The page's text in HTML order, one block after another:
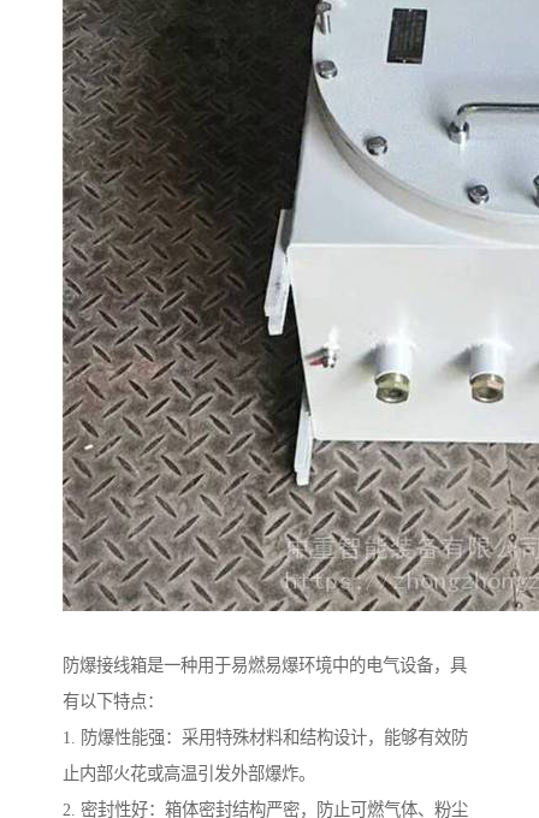
防爆接线箱是一种用于易燃易爆环境中的电气设备，具
有以下特点：
1. 防爆性能强：采用特殊材料和结构设计，能够有效防
止内部火花或高温引发外部爆炸。
2. 密封性好：箱体密封结构严密，防止可燃气体、粉尘